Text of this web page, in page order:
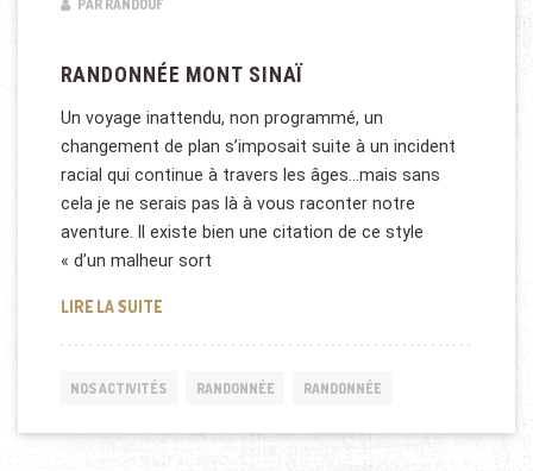
PAR RANDOUF
RANDONNÉE MONT SINAÏ
Un voyage inattendu, non programmé, un
changement de plan s’imposait suite à un incident
racial qui continue à travers les âges…mais sans
cela je ne serais pas là à vous raconter notre
aventure. Il existe bien une citation de ce style
« d’un malheur sort
LIRE LA SUITERANDONNÉE MONT SINAÏ
NOS ACTIVITÉS RANDONNÉE RANDONNÉE